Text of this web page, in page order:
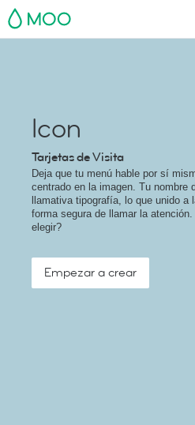
MOO
Icon
Tarjetas de Visita
Deja que tu menú hable por sí
centrado en la imagen. Tu nombre
llamativa tipografía, lo que unido a
forma segura de llamar la
elegir?
Empezar a crear